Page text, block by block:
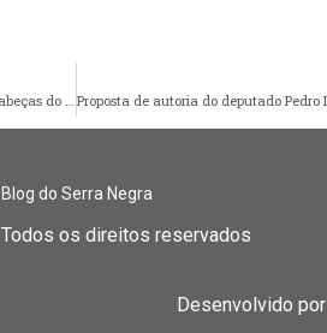
Pedro Lucas entra mais uma vez para a lista dos 100 Cabeças do Congresso Nacional
Blog do Serra Negra
Todos os direitos reservados
Desenvolvido por